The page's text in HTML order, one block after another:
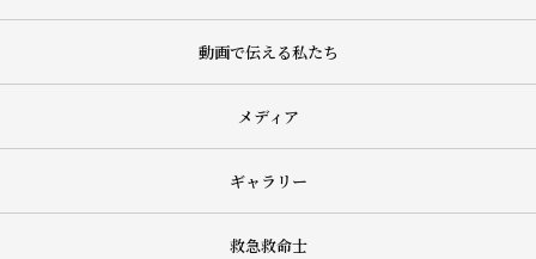
動画で伝える私たち
メディア
ギャラリー
救急救命士